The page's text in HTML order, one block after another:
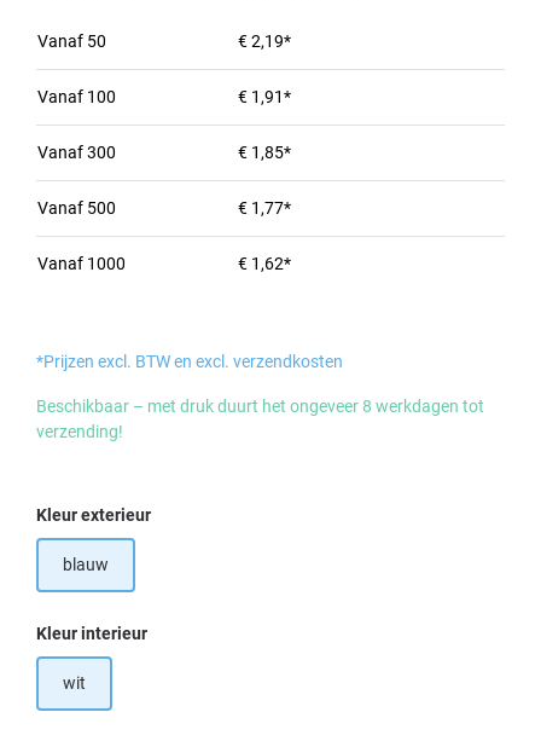
Vanaf 50 € 2,19*
Vanaf 100 € 1,91*
Vanaf300 € 1,85*
Vanaf 500 € 1,77*
Vanaf 1000 € 1,62*
*Prijzen excl. BTW en excl. verzendkosten
Beschikbaar – met druk duurt het ongeveer 8 werkdagen tot
verzending!
Selecteer
Kleur exterieur
blauw
Selecteer
Kleur interieur
wit